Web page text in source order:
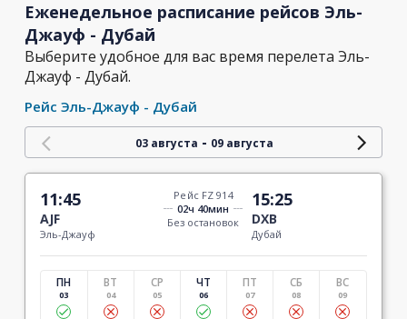
Еженедельное расписание рейсов Эль-
Джауф - Дубай
Выберите удобное для вас время перелета Эль-
Джауф - Дубай.
Рейс Эль-Джауф - Дубай
03 августа - 09 августа
11:45
AJF
Эль-Джауф
Рейс FZ 914
02ч 40мин
Без остановок
15:25
DXB
Дубай
ПН
03
ВТ
04
СР
05
ЧТ
06
ПТ
07
СБ
08
ВС
09